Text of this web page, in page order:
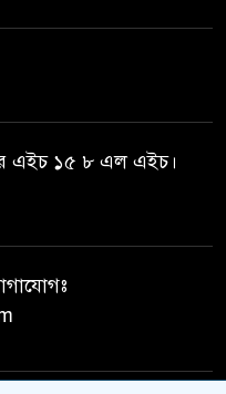
৫০(৩) অনুচ্ছেদ অনুযায়ী
করতে পারেননি
এইচ ১৫ ৮ এল এইচ।